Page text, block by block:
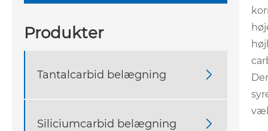
Produkter
Tantalcarbid belægning 
Siliciumcarbid belægning 